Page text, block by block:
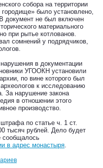
собора на территории
городище» было установлено,
документ не был включен
материального
при рытье котлованов.
сомнений у подрядчиков,
в документации
УГООКН установили
по вине которого был
к исследованию
За нарушение закона
в отношении этого
производство.
по статье ч. 1 ст.
тысяч рублей. Дело будет
сообщалось
в адрес монастыря.